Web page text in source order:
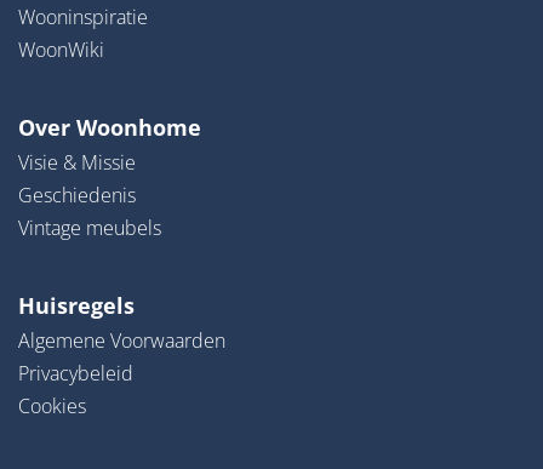
Wooninspiratie
WoonWiki
Over Woonhome
Visie & Missie
Geschiedenis
Vintage meubels
Huisregels
Algemene Voorwaarden
Privacybeleid
Cookies